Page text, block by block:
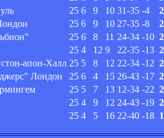
25 6 9 10 31-35 -4
25 6 9 10 27-35 -8
25 6 8 11 24-34 -10
25 4 12 9 22-35 -13
апон-Халл 25 5 8 12 22-34 -12
Лондон 25 6 4 15 26-43 -17
25 5 7 13 12-34 -22
25 4 9 12 24-43 -19
25 4 5 16 22-40 -18